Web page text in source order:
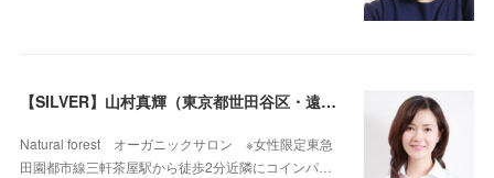
【SILVER】山村真輝（東京都世田谷区・遠隔セラピー可）
Natural forest オーガニックサロン ※女性限定東急
田園都市線三軒茶屋駅から徒歩2分近隣にコインパ…